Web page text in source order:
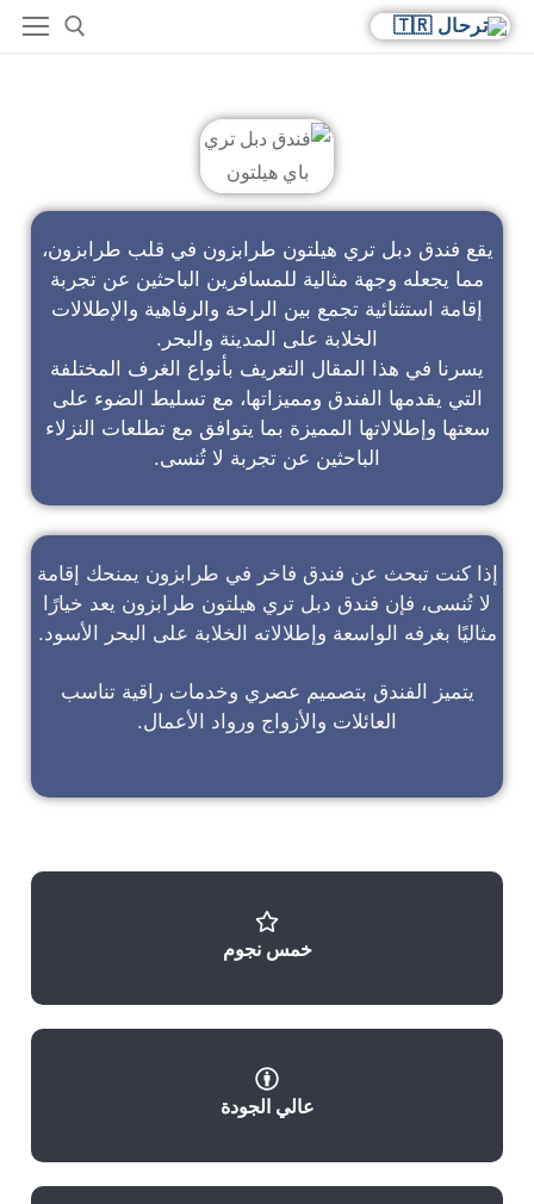
يقع فندق دبل تري هيلتون طرابزون في قلب طرابزون،
مما يجعله وجهة مثالية للمسافرين الباحثين عن تجربة
إقامة استثنائية تجمع بين الراحة والرفاهية والإطلالات
الخلابة على المدينة والبحر.
يسرنا في هذا المقال التعريف بأنواع الغرف المختلفة
التي يقدمها الفندق ومميزاتها، مع تسليط الضوء على
سعتها وإطلالاتها المميزة بما يتوافق مع تطلعات النزلاء
الباحثين عن تجربة لا تُنسى.
إذا كنت تبحث عن فندق فاخر في طرابزون يمنحك إقامة
لا تُنسى، فإن فندق دبل تري هيلتون طرابزون يعد خيارًا
مثاليًا بغرفه الواسعة وإطلالاته الخلابة على البحر الأسود.
يتميز الفندق بتصميم عصري وخدمات راقية تناسب
العائلات والأزواج ورواد الأعمال.
خمس نجوم
عالي الجودة